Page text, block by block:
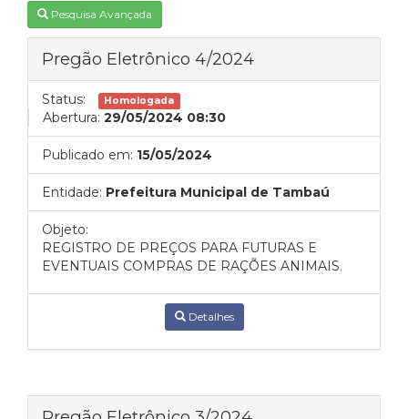
Pesquisa Avançada
Pregão Eletrônico 4/2024
Status: Homologada
Abertura: 29/05/2024 08:30
Publicado em: 15/05/2024
Entidade: Prefeitura Municipal de Tambaú
Objeto:
REGISTRO DE PREÇOS PARA FUTURAS E
EVENTUAIS COMPRAS DE RAÇÕES ANIMAIS.
Detalhes